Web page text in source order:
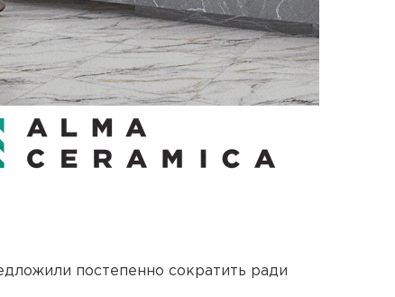
постепенно сократить ради